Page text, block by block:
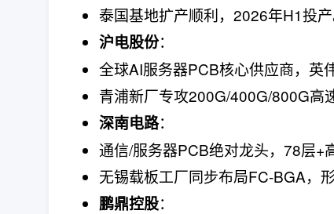
泰国基地扩产顺利，2026年H1投产
沪电股份：
全球AI服务器PCB核心供应商，英
青浦新厂专攻200G/400G/800G高
深南电路：
通信/服务器PCB绝对龙头，78层+
无锡载板工厂同步布局FC-BGA，形
鹏鼎控股：